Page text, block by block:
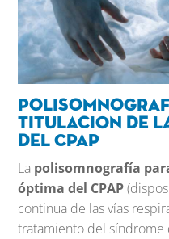
titulaci0n de
del CPAP
La polisomnografía
óptima del CPAP
continua de las vías
tratamiento del síndrome